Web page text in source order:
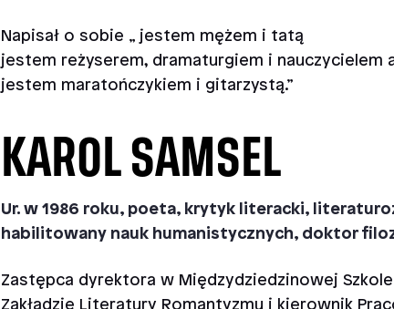
Napisał o sobie „ jestem mężem i tatą
jestem reżyserem, dramaturgiem i nauczycielem
jestem maratończykiem i gitarzystą.”
KAROL SAMSEL
Ur. w 1986 roku, poeta, krytyk literacki,
habilitowany nauk humanistycznych, doktor
Zastępca dyrektora w Międzydziedzinowej
Zakładzie Literatury Romantyzmu i kierownik